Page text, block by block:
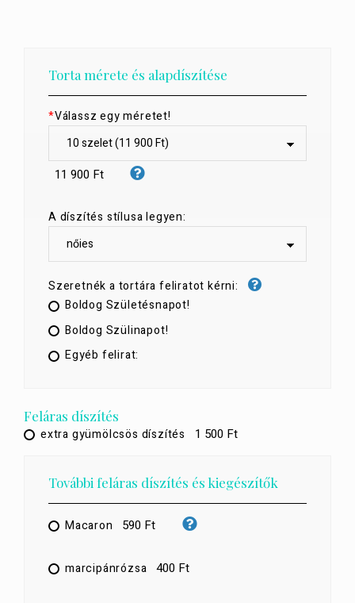
Torta mérete és alapdíszítése
*Válassz egy méretet!
11 900 Ft
A díszítés stílusa legyen:
Szeretnék a tortára feliratot kérni:
Boldog Születésnapot!
Boldog Szülinapot!
Egyéb felirat:
Feláras díszítés
extra gyümölcsös díszítés 1 500 Ft
További feláras díszítés és kiegészítők
Macaron 590 Ft
marcipánrózsa 400 Ft